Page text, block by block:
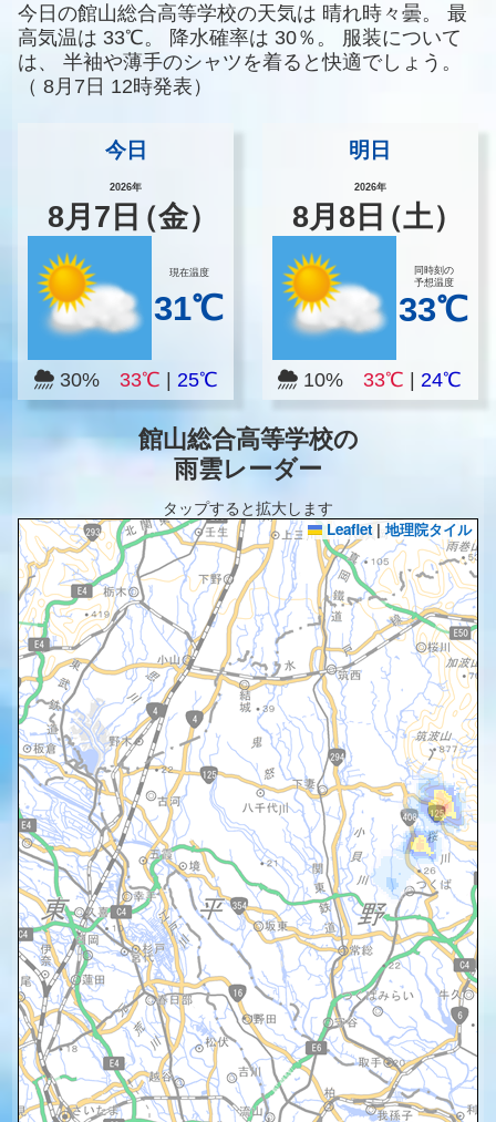
今日の館山総合高等学校の天気は 晴れ時々曇。
最
高気温は 33℃。 降水確率は 30％。
服装について
は、
半袖や薄手のシャツを着ると快適でしょう。
（ 8月7日 12時発表）
今日
2026年
8月 7 日（金）
現在温度
31℃
30% 33℃ 25℃
明日
2026年
8月8 日（土）
同時刻の
予想温度
33℃
10%33℃ |24℃
館山総合高等学校の
雨雲レーダー
タップすると拡大します
Leaflet | 地理院タイル